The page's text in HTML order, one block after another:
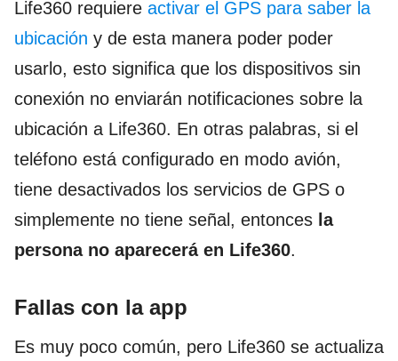
Life360 requiere activar el GPS para saber la
ubicación y de esta manera poder poder
usarlo, esto significa que los dispositivos sin
conexión no enviarán notificaciones sobre la
ubicación a Life360. En otras palabras, si el
teléfono está configurado en modo avión,
tiene desactivados los servicios de GPS o
simplemente no tiene señal, entonces la
persona no aparecerá en Life360.
Fallas con la app
Es muy poco común, pero Life360 se actualiza